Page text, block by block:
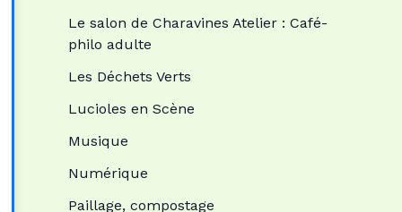
Le salon de Charavines Atelier : Café-
philo adulte
Les Déchets Verts
Lucioles en Scène
Musique
Numérique
Paillage, compostage